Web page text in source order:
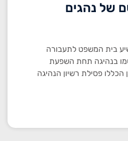
של נהגים
בית המשפט לתעבורה
בנהיגה תחת השפעת
הכללו פסילת רשיון הנהיגה